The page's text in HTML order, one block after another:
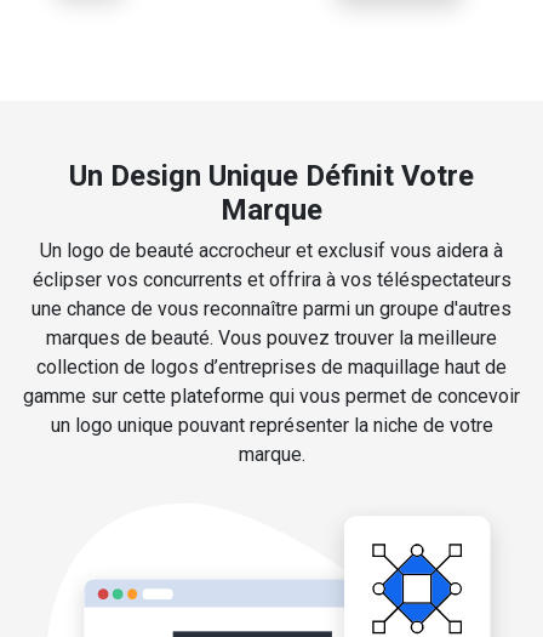
Un Design Unique Définit Votre
Marque
Un logo de beauté accrocheur et exclusif vous aidera à
éclipser vos concurrents et offrira à vos téléspectateurs
une chance de vous reconnaître parmi un groupe d'autres
marques de beauté. Vous pouvez trouver la meilleure
collection de logos d’entreprises de maquillage haut de
gamme sur cette plateforme qui vous permet de concevoir
un logo unique pouvant représenter la niche de votre
marque.